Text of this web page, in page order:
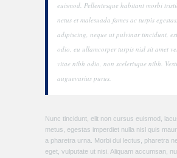
euismod. Pellentesque habitant morbi
netus et malesuada fames ac turpis
adipiscing, neque ut pulvinar tincidunt,
odio, eu ullamcorper turpis nisl sit amet
vitae nibh odio, non scelerisque nibh.
auguevarius purus.
Nunc tincidunt, elit non cursus euismod,
metus, egestas imperdiet nulla nisl quis
a pharetra urna. Morbi dui lectus, pharetra
eget, vulputate ut nisi. Aliquam accumsan,